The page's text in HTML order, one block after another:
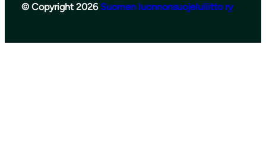
© Copyright 2026 Suomen luonnonsuojeluliitto ry